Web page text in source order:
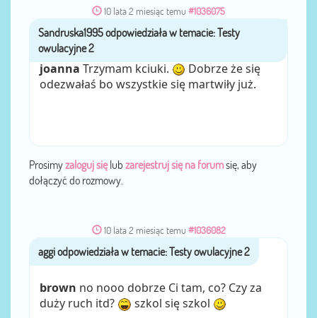
10 lata 2 miesiąc temu #1036075
przezSandruska1995
joanna Trzymam kciuki.
Dobrze że się
odezwałaś bo wszystkie się martwiły już.
Prosimyzaloguj sięlub zarejestruj się na forumsię, aby
dołączyć do rozmowy.
10 lata 2 miesiąc temu #1036082
przezaggi
brown no nooo dobrze Ci tam, co? Czy za
duży ruch itd?
szkol się szkol